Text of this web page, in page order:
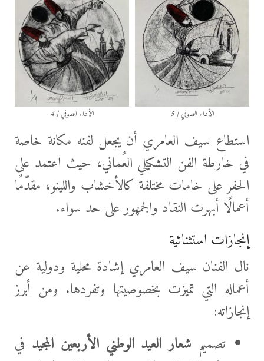
الأداء الصوفي | 5 الأداء الصوفي | 4
استطاع سيف العامري أن يجعل لفنه مكانة خاصة
في خارطة الفن التشكيلي العُماني، حيث اعتمد على
الحفر على خامات مختلفة كالأخشاب واللينو، مقدّمًا
أعمالًا أبهرت النقاد والجمهور على حد سواء.
إنجازات استثنائية
نال الفنان سيف العامري إشادة محلية ودولية عن
أعماله التي تميزت بخصوصيتها وتفردها. ومن أبرز
إنجازاته:
تصميم شعار العيد الوطني الأربعين المجيد في